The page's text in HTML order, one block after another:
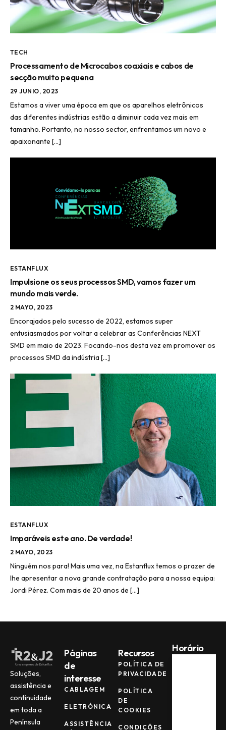
TECH
Processamento de Microcabos coaxiais e cabos de
secção muito pequena
29 JUNIO, 2023
Estamos a viver uma época em que os aparelhos eletrônicos
das diferentes indústrias estão a diminuir cada vez mais em
tamanho. Portanto, no nosso sector, enfrentamos um novo e
apaixonante […]
ESTANFLUX
Impulsione os seus processos SMD, vamos fazer um
mundo mais verde.
2 MAYO, 2023
Encorajados pelo sucesso de 2022, estamos super
entusiasmados por voltar a celebrar as Conferências NEXT
SMD em maio de 2023. Focando-nos desta vez em promover os
processos SMD da indústria […]
ESTANFLUX
Imparáveis este ano. De verdade!
2 MAYO, 2023
Ninguém nos para! Mais uma vez, na Estanflux temos o prazer de
lhe apresentar a nova grande contratação para a nossa equipa:
Jordi Pérez. Com mais de 20 anos de […]
Soluções,
assistência e
continuidade
em toda a
Península
Páginas
de
interesse
CABLAGEM
ELETRÓNICA
ASSISTÊNCIA
Recursos
POLÍTICA DE
PRIVACIDADE
POLÍTICA
DE
COOKIES
CONDIÇÕES
Horário